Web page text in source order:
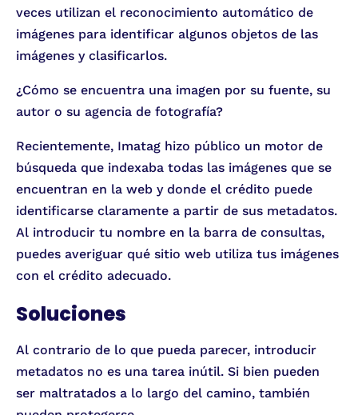
veces utilizan el reconocimiento automático de
imágenes para identificar algunos objetos de las
imágenes y clasificarlos.
¿Cómo se encuentra una imagen por su fuente, su
autor o su agencia de fotografía?
Recientemente, Imatag hizo público un motor de
búsqueda que indexaba todas las imágenes que se
encuentran en la web y donde el crédito puede
identificarse claramente a partir de sus metadatos.
Al introducir tu nombre en la barra de consultas,
puedes averiguar qué sitio web utiliza tus imágenes
con el crédito adecuado.
Soluciones
Al contrario de lo que pueda parecer, introducir
metadatos no es una tarea inútil. Si bien pueden
ser maltratados a lo largo del camino, también